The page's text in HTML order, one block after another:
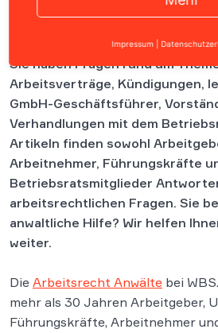
Inhalt
Sie haben Fragen rund um
Arbeitsverträge, Kündigungen,
GmbH-Geschäftsführer,
Verhandlungen mit dem
Artikeln finden sowohl
Arbeitnehmer, Führungskräfte
Betriebsratsmitglieder
arbeitsrechtlichen Fragen. Sie
anwaltliche Hilfe? Wir helfen
weiter.
Die Arbeitsrecht Anwälte bei
mehr als 30 Jahren Arbeitgeber,
Führungskräfte, Arbeitnehmer
Impressum